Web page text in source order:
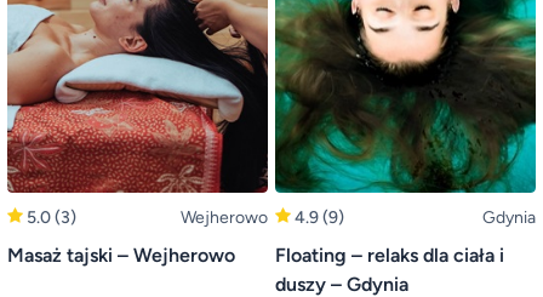
5.0(3) Wejherowo
Masaż tajski – Wejherowo
4.9(9) Gdynia
Floating – relaks dla ciała i
duszy – Gdynia